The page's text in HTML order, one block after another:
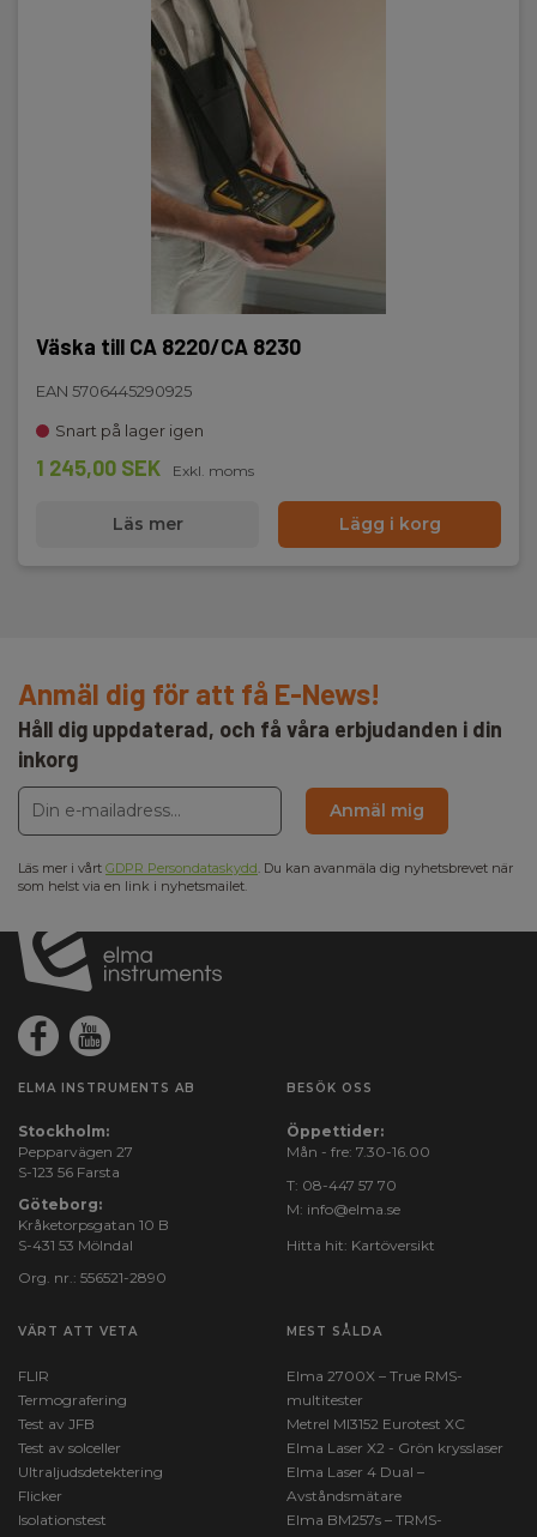
Väska till CA 8220/CA 8230
EAN 5706445290925
Snart på lager igen
1 245,00 SEK Exkl. moms
Läs mer Lägg i korg
Anmäl dig för att få E-News!
Håll dig uppdaterad, och få våra erbjudanden i din
inkorg
Anmäl mig
Läs mer i vårt GDPR Persondataskydd. Du kan avanmäla dig nyhetsbrevet när
som helst via en link i nyhetsmailet.
ELMA INSTRUMENTS AB
Stockholm:
Pepparvägen 27
S-123 56 Farsta
Göteborg:
Kråketorpsgatan 10 B
S-431 53 Mölndal
Org. nr.: 556521-2890
BESÖK OSS
Öppettider:
Mån - fre: 7.30-16.00
T: 08-447 57 70
M: info@elma.se
Hitta hit: Kartöversikt
VÄRT ATT VETA
FLIR
Termografering
Test av JFB
Test av solceller
Ultraljudsdetektering
Flicker
Isolationstest
MEST SÅLDA
Elma 2700X – True RMS-
multitester
Metrel MI3152 Eurotest XC
Elma Laser X2 - Grön krysslaser
Elma Laser 4 Dual –
Avståndsmätare
Elma BM257s – TRMS-